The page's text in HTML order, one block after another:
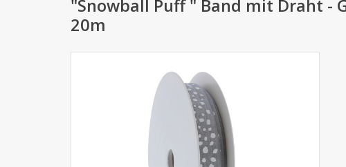
"Snowball Puff " Band mit Draht -
20m